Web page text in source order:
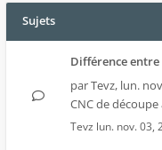
Sujets
Différence entre
parTevz, lun.
CNC de
Tevz lun. nov. 03,